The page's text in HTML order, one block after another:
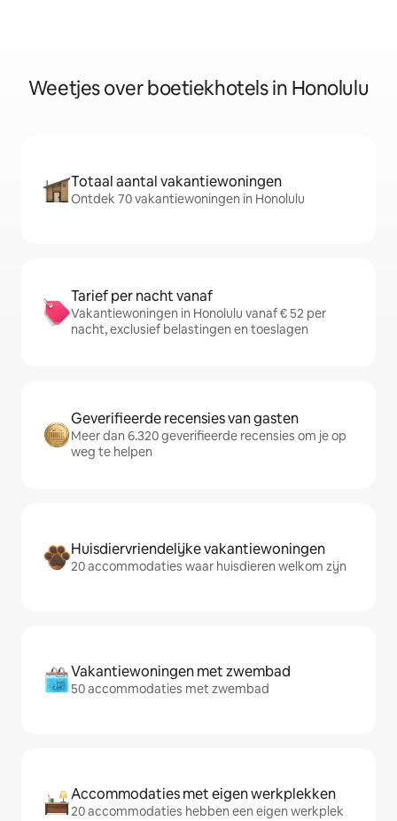
Weetjes over boetiekhotels in Honolulu
Totaal aantal vakantiewoningen
Ontdek 70 vakantiewoningen in Honolulu
Tarief per nacht vanaf
Vakantiewoningen in Honolulu vanaf € 52 per
nacht, exclusief belastingen en toeslagen
Geverifieerde recensies van gasten
Meer dan 6.320 geverifieerde recensies om je op
weg te helpen
Huisdiervriendelijke vakantiewoningen
20 accommodaties waar huisdieren welkom zijn
Vakantiewoningen met zwembad
50 accommodaties met zwembad
Accommodaties met eigen werkplekken
20 accommodaties hebben een eigen werkplek